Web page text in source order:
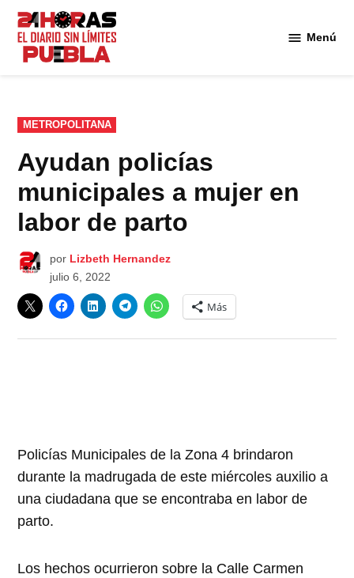
Saltar
contenido
Menú
PUBLICADO
EN
METROPOLITANA
Ayudan policías
municipales a mujer en
labor de parto
por Lizbeth Hernandez
julio 6, 2022
Más
Policías Municipales de la Zona 4 brindaron
durante la madrugada de este miércoles auxilio a
una ciudadana que se encontraba en labor de
parto.
Los hechos ocurrieron sobre la Calle Carmen